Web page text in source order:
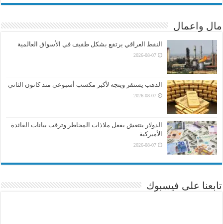
مال واعمال
النفط العراقي يرتفع بشكل طفيف في الأسواق العالمية
2026-08-07
الذهب يستقر ويتجه لأكبر مكسب أسبوعي منذ كانون الثاني
2026-08-07
الدولار ينتعش بفعل ملاذات المخاطر وترقب بيانات الفائدة
الأميركية
2026-08-07
تابعنا على فيسبوك